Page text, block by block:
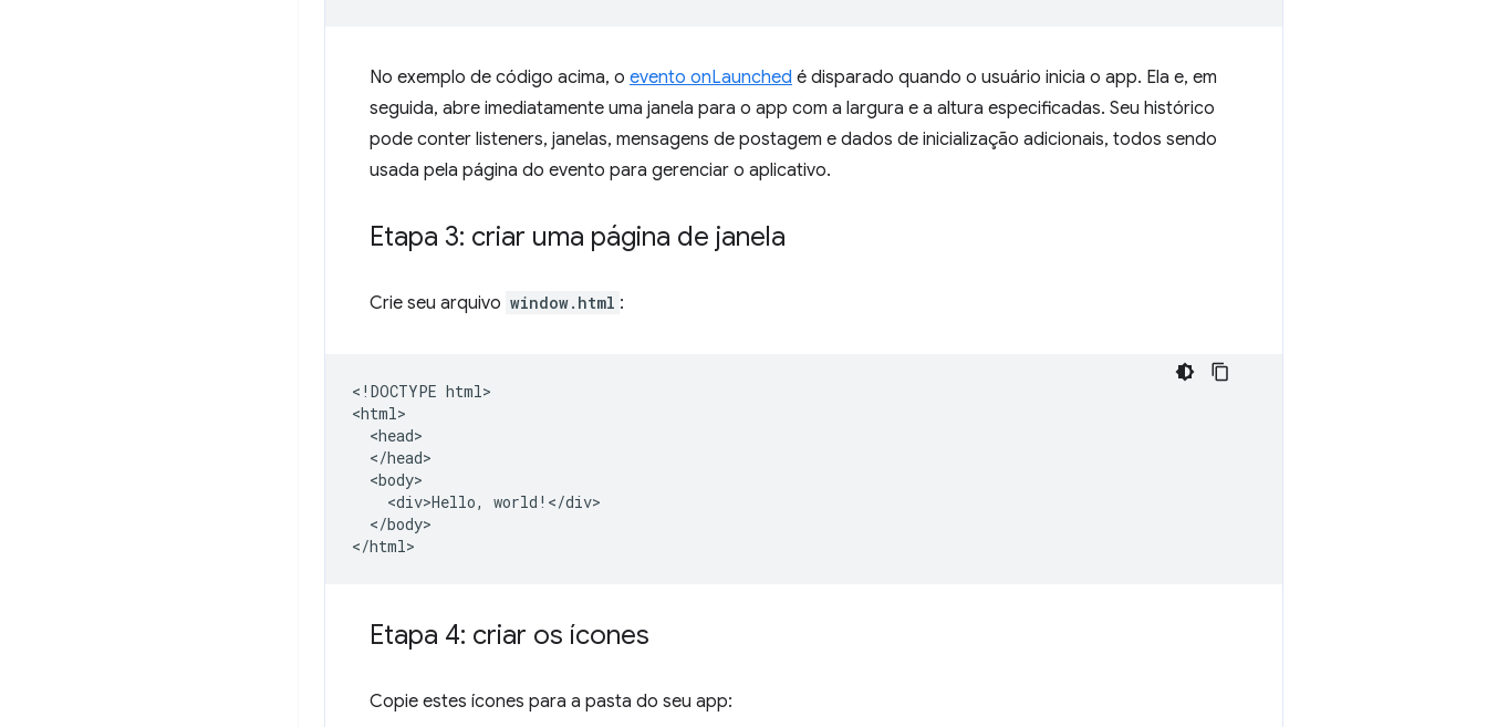
No exemplo de código acima, o evento onLaunched é disparado quando o usuário inicia o app. Ela e, em
seguida, abre imediatamente uma janela para o app com a largura e a altura especificadas. Seu histórico
pode conter listeners, janelas, mensagens de postagem e dados de inicialização adicionais, todos sendo
usada pela página do evento para gerenciar o aplicativo.
Etapa 3: criar uma página de janela
Crie seu arquivo window.html :
<!DOCTYPE html>
<html>
  <head>
  </head>
  <body>
    <div>Hello, world!</div>
  </body>
Etapa 4: criar os ícones
Copie estes ícones para a pasta do seu app: